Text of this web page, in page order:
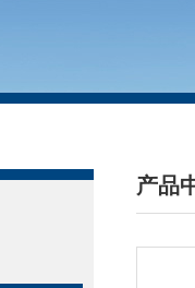
产品
/